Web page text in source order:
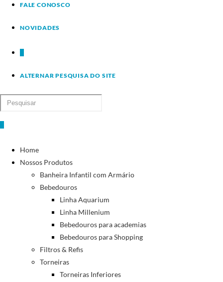
FALE CONOSCO
NOVIDADES
ALTERNAR PESQUISA DO SITE
Home
Nossos Produtos
Banheira Infantil com Armário
Bebedouros
Linha Aquarium
Linha Millenium
Bebedouros para academias
Bebedouros para Shopping
Filtros & Refis
Torneiras
Torneiras Inferiores